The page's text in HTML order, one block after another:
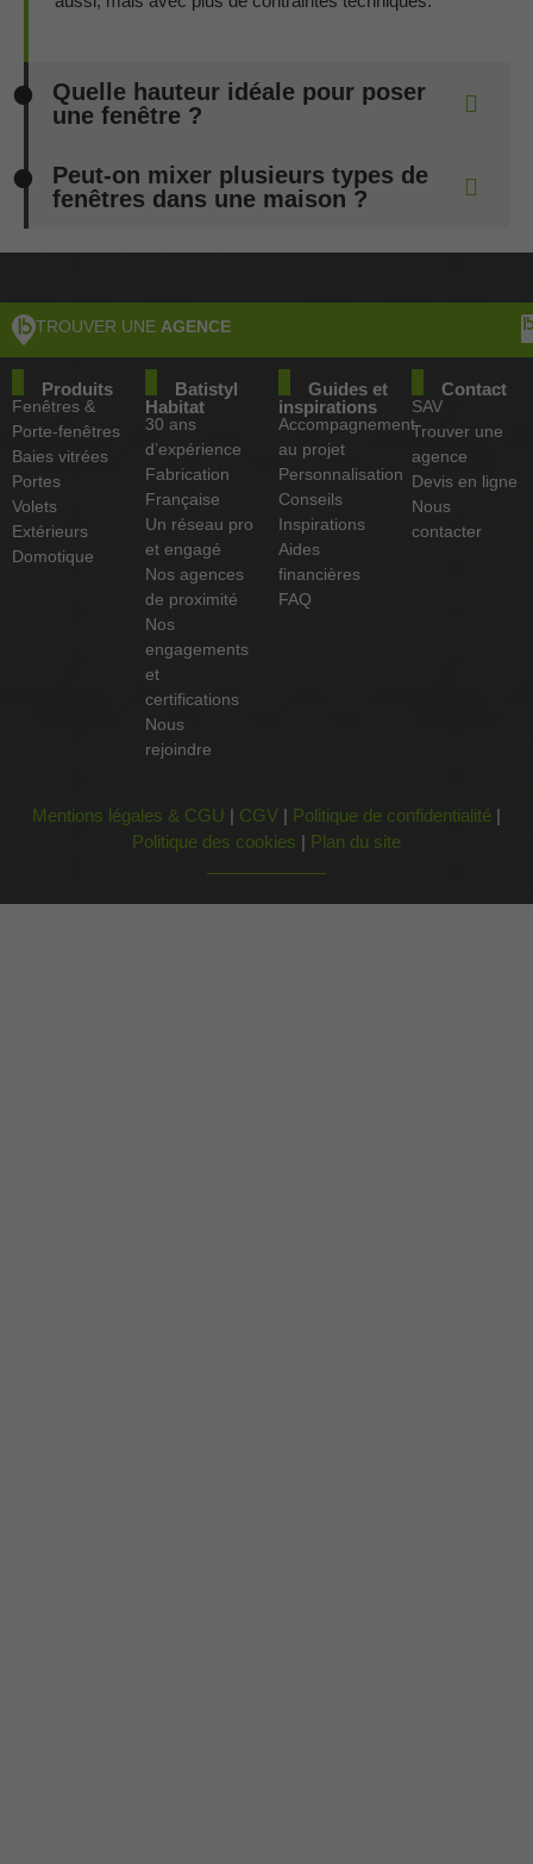
Quelle hauteur idéale pour poser
une fenêtre ?
Peut-on mixer plusieurs types de
fenêtres dans une maison ?
TROUVER UNE AGENCE
Produits
Fenêtres &
Porte-fenêtres
Baies vitrées
Portes
Volets
Extérieurs
Domotique
Batistyl
Habitat
30 ans
d’expérience
Fabrication
Française
Un réseau pro
et engagé
Nos agences
de proximité
Nos
engagements
et
certifications
Nous
rejoindre
Guides et
inspirations
Accompagnement
au projet
Personnalisation
Conseils
Inspirations
Aides
financières
FAQ
Contact
SAV
Trouver une
agence
Devis en ligne
Nous
contacter
Mentions légales & CGU | CGV | Politique de confidentialité |
Politique des cookies | Plan du site